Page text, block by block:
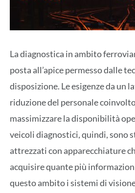
La diagnostica in ambito
posta all’apice permesso dalle
disposizione. Le esigenze da un
riduzione del personale
massimizzare la disponibilità
veicoli diagnostici, quindi, sono
attrezzati con apparecchiature
acquisire quante più
questo ambito i sistemi di